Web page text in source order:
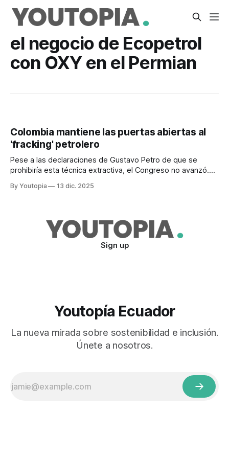
el negocio de Ecopetrol
con OXY en el Permian
Colombia mantiene las puertas abiertas al
'fracking' petrolero
Pese a las declaraciones de Gustavo Petro de que se
prohibiría esta técnica extractiva, el Congreso no avanzó.
By Youtopia 13 dic. 2025
Sign up
Youtopía Ecuador
La nueva mirada sobre sostenibilidad e inclusión.
Únete a nosotros.